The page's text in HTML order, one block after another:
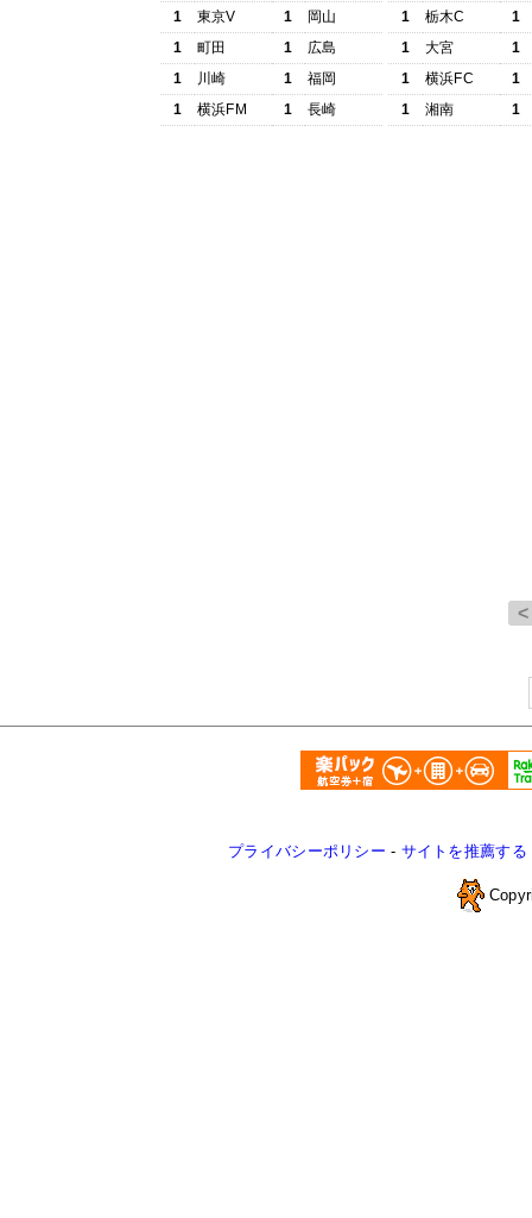
1
東京V 1
岡山
1
町田 1
広島
1
川崎 1
福岡
1
横浜FM 1 長崎
1
栃木C
1
1
大宮
1
1
横浜FC
1
1
湘南 1
プライバシーポリシー - サイトを推薦する